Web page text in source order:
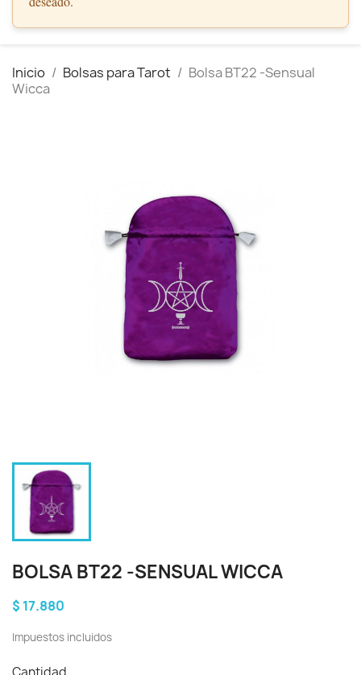
Inicio Bolsas para Tarot
Bolsa BT22 -Sensual
Wicca
BOLSA BT22 -SENSUAL WICCA
$ 17.880
Impuestos incluidos